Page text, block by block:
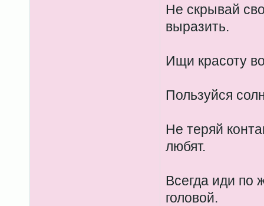
Не скрывай
выразить.
Ищи красоту
Пользуйся
Не теряй
любят.
Всегда иди по
головой.